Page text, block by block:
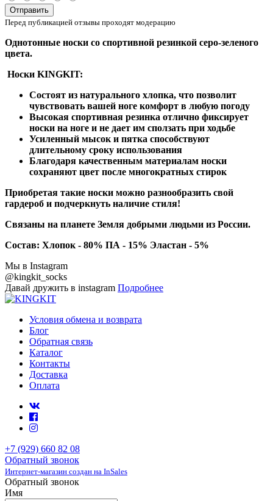
Отправить
Перед публикацией отзывы проходят модерацию
Однотонные носки со спортивной резинкой серо-зеленого
цвета.
Носки KINGKIT:
Состоят из натурального хлопка, что позволит
чувствовать вашей ноге комфорт в любую погоду
Высокая спортивная резинка отлично фиксирует
носки на ноге и не дает им сползать при ходьбе
Усиленный мысок и пятка способствуют
длительному сроку использования
Благодаря качественным материалам носки
сохраняют цвет после многократных стирок
Приобретая такие носки можно разнообразить свой
гардероб и подчеркнуть наличие стиля!
Связаны на планете Земля добрыми людьми из России.
Состав: Хлопок - 80% ПА - 15% Эластан - 5%
Мы в Instagram
@kingkit_socks
Давай дружить в instagram Подробнее
Условия обмена и возврата
Блог
Обратная связь
Каталог
Контакты
Доставка
Оплата
+7 (929) 660 82 08
Обратный звонок
Интернет-магазин создан на InSales
Обратный звонок
Имя